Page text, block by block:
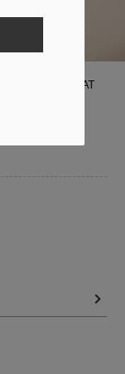
СЕРТИФІКАТ